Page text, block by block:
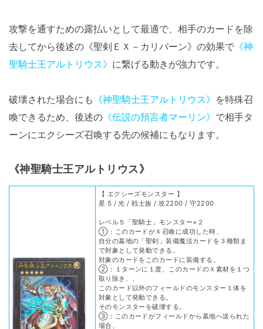
攻撃を通すための露払いとして最適で、相手のカードを除
去してから後述の《聖剣ＥＸ－カリバーン》の効果で 《神
聖騎士王アルトリウス》 に繋げる動きが強力です。
破壊された場合にも 《神聖騎士王アルトリウス》 を特殊召
喚できるため、後述の 《伝説の預言者マーリン》 で相手タ
ーンにエクシーズ召喚する先の候補にもなります。
《神聖騎士王アルトリウス》
【 エクシーズモンスター 】
星 5 / 光 / 戦士族 / 攻2200 / 守2200
レベル５「聖騎士」モンスター×２
①：このカードがＸ召喚に成功した時、
自分の墓地の「聖剣」装備魔法カードを３種類ま
で対象として発動できる。
対象のカードをこのカードに装備する。
②：１ターンに１度、このカードのＸ素材を１つ
取り除き、、
このカード以外のフィールドのモンスター１体を
対象として発動できる。
そのモンスターを破壊する。
③：このカードがフィールドから墓地へ送られた
場合、